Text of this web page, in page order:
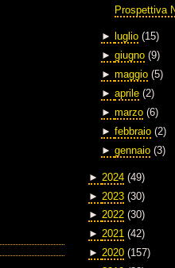
Prospettiva
► luglio (15)
► giugno (9)
► maggio (5)
► aprile (2)
► marzo (6)
► febbraio (2)
► gennaio (3)
► 2024 (49)
► 2023 (30)
► 2022 (30)
► 2021 (42)
► 2020 (157)